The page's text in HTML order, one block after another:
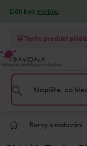
obsah
Děti bez mobilu.
🛒Tento produkt
Barvy a malování